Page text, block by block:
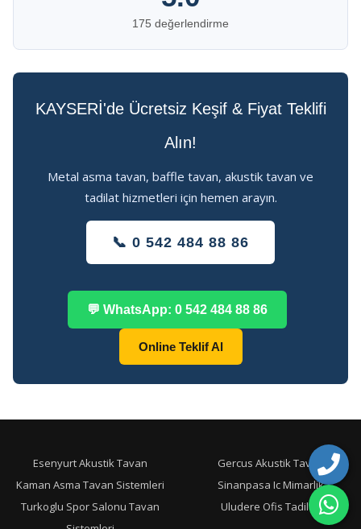
175 değerlendirme
KAYSERİ'de Ücretsiz Keşif & Fiyat Teklifi
Alın!
Metal asma tavan, baffle tavan, akustik tavan ve
tadilat hizmetleri için hemen arayın.
📞 0 542 484 88 86
💬 WhatsApp: 0 542 484 88 86
Online Teklif Al
Esenyurt Akustik Tavan
Gercus Akustik Tavan
Kaman Asma Tavan Sistemleri
Sinanpasa Ic Mimarlik
Turkoglu Spor Salonu Tavan
Uludere Ofis Tadilati